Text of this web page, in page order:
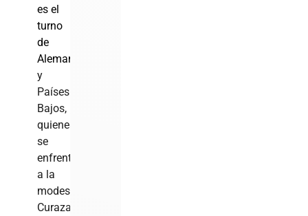
es el
turno
de
Alemania
y
Países
Bajos,
quienes
se
enfrentan
a la
modesta
Curazao